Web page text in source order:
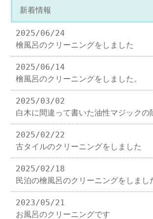
新着情報
2025/06/24
檜風呂のクリーニングをしました
2025/06/14
檜風呂のクリーニングをしました。
2025/03/02
白木に間違って書いた油性マジックの
2025/02/22
古タイルのクリーニングをしました
2025/02/18
民泊の檜風呂のクリーニングをしまし
2023/05/21
お風呂のクリーニングです